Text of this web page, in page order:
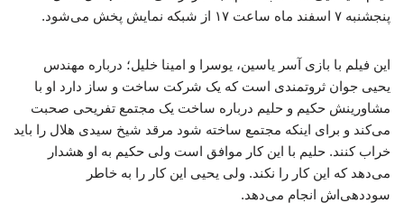
پنجشنبه ۷ اسفند ماه ساعت ۱۷ از شبکه نمایش پخش می‌شود.
این فیلم با بازی آسر یاسین، یوسرا و امینا خلیل؛ درباره مهندس
یحیی جوان ثروتمندی است که یک شرکت ساخت و ساز دارد او با
مشاورینش حکیم و حلیم درباره ساخت یک مجتمع تفریحی صحبت
می‌کند و برای اینکه مجتمع ساخته شود مرقد شیخ سیدی هلال را باید
خراب کنند. حلیم با این کار موافق است ولی حکیم به او هشدار
می‌دهد که این کار را نکند. ولی یحیی این کار را به خاطر
سوددهی‌اش انجام می‌دهد.